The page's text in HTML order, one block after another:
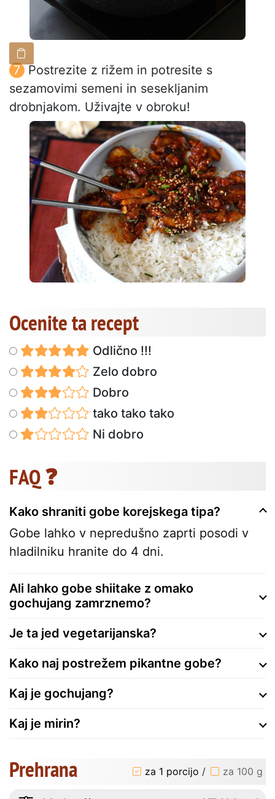
Postrezite z rižem in potresite s
sezamovimi semeni in sesekljanim
drobnjakom. Uživajte v obroku!
Ocenite ta recept
Odlično !!!
Zelo dobro
Dobro
tako tako tako
Ni dobro
FAQ ❓
Kako shraniti gobe korejskega tipa?
Gobe lahko v nepredušno zaprti posodi v
hladilniku hranite do 4 dni.
Ali lahko gobe shiitake z omako
gochujang zamrznemo?
Je ta jed vegetarijanska?
Kako naj postrežem pikantne gobe?
Kaj je gochujang?
Kaj je mirin?
Prehrana za 1 porcijo / za 100 g